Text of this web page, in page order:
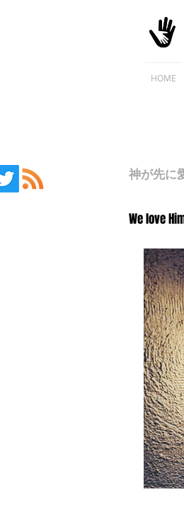
HOME
神が先に
We love